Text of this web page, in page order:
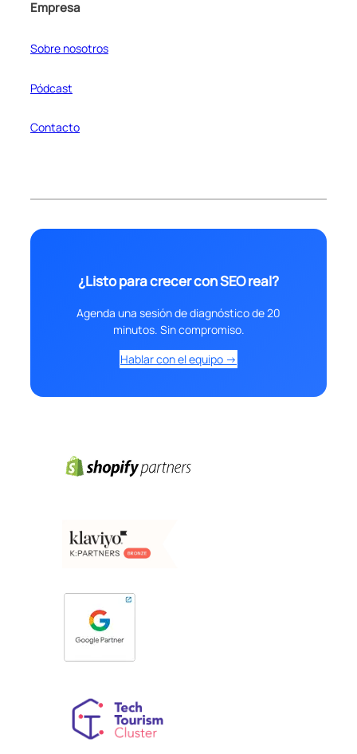
Empresa
Sobre nosotros
Pódcast
Contacto
¿Listo para crecer con SEO real?
Agenda una sesión de diagnóstico de 20
minutos. Sin compromiso.
Hablar con el equipo →